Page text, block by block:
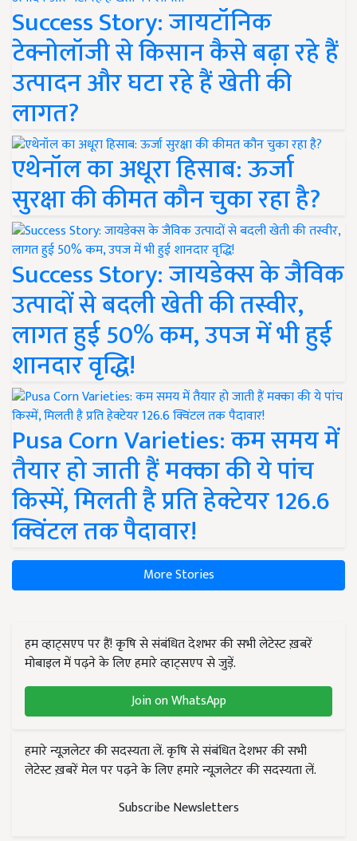
Success Story: जायटॉनिक
टेक्नोलॉजी से किसान कैसे बढ़ा रहे हैं
उत्पादन और घटा रहे हैं खेती की
लागत?
एथेनॉल का अधूरा हिसाब: ऊर्जा
सुरक्षा की कीमत कौन चुका रहा है?
Success Story: जायडेक्स के जैविक
उत्पादों से बदली खेती की तस्वीर,
लागत हुई 50% कम, उपज में भी हुई
शानदार वृद्धि!
Pusa Corn Varieties: कम समय में
तैयार हो जाती हैं मक्का की ये पांच
किस्में, मिलती है प्रति हेक्टेयर 126.6
क्विंटल तक पैदावार!
More Stories
हम व्हाट्सएप पर हैं! कृषि से संबंधित देशभर की सभी लेटेस्ट ख़बरें
मोबाइल में पढ़ने के लिए हमारे व्हाट्सएप से जुड़ें.
Join on WhatsApp
हमारे न्यूज़लेटर की सदस्यता लें. कृषि से संबंधित देशभर की सभी
लेटेस्ट ख़बरें मेल पर पढ़ने के लिए हमारे न्यूज़लेटर की सदस्यता लें.
Subscribe Newsletters